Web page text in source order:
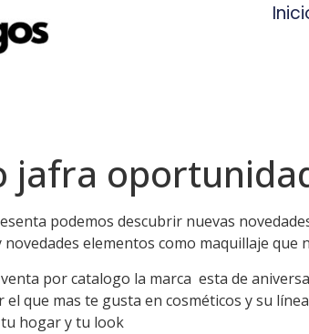
jafra
podemos descubrir nuevas
elementos como maquillaje que
venta por catalogo la marca esta de
que mas te gusta en cosméticos y su
hogar y tu look